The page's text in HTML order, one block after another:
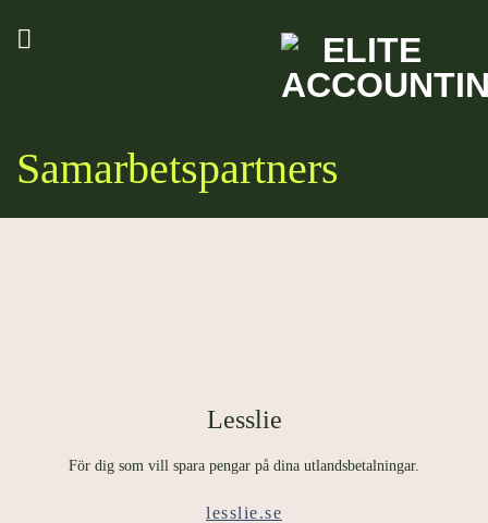
Samarbetspartners
Lesslie
För dig som vill spara pengar på dina utlandsbetalningar.
lesslie.se